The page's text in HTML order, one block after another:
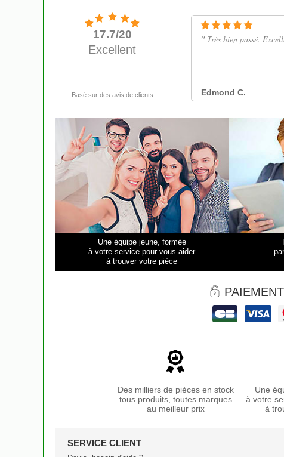
Une équipe jeune, formée
à votre service pour vous aider
à trouver votre pièce
Des milliers de pièces en stock
tous produits, toutes marques
au meilleur prix
Une
à votre
à
SERVICE CLIENT